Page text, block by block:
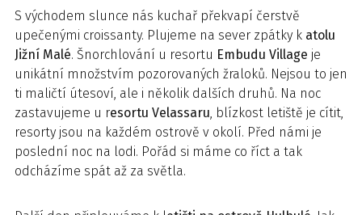
S východem slunce nás kuchař překvapí čerstvě
upečenými croissanty. Plujeme na sever zpátky k atolu
Jižní Malé. Šnorchlování u resortu Embudu Village je
unikátní množstvím pozorovaných žraloků. Nejsou to jen
ti maličtí útesoví, ale i několik dalších druhů. Na noc
zastavujeme u resortu Velassaru, blízkost letiště je cítit,
resorty jsou na každém ostrově v okolí. Před námi je
poslední noc na lodi. Pořád si máme co říct a tak
odcházíme spát až za světla.